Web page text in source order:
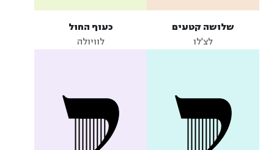
שלושה קטעים
לצ'לו
כעוף החול
לוויולה